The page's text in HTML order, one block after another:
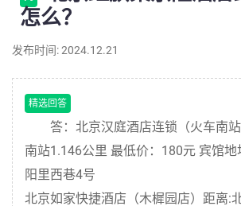
怎么？
发布时间: 2024.12.21
精选回答
答：北京汉庭酒店连锁（火车南
南站1.146公里 最低价：180元 宾馆
阳里西巷4号
北京如家快捷酒店（木樨园店）距离: